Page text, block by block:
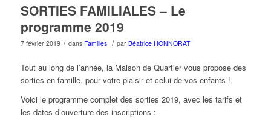
SORTIES FAMILIALES – Le
programme 2019
7 février 2019 / dans Familles / par Béatrice HONNORAT
Tout au long de l’année, la Maison de Quartier vous propose des
sorties en famille, pour votre plaisir et celui de vos enfants !
Voici le programme complet des sorties 2019, avec les tarifs et
les dates d’ouverture des inscriptions :